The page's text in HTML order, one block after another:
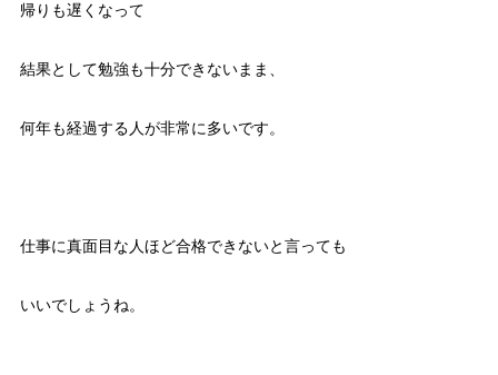
帰りも遅くなって
結果として勉強も十分できないまま、
何年も経過する人が非常に多いです。
仕事に真面目な人ほど合格できないと言っても
いいでしょうね。